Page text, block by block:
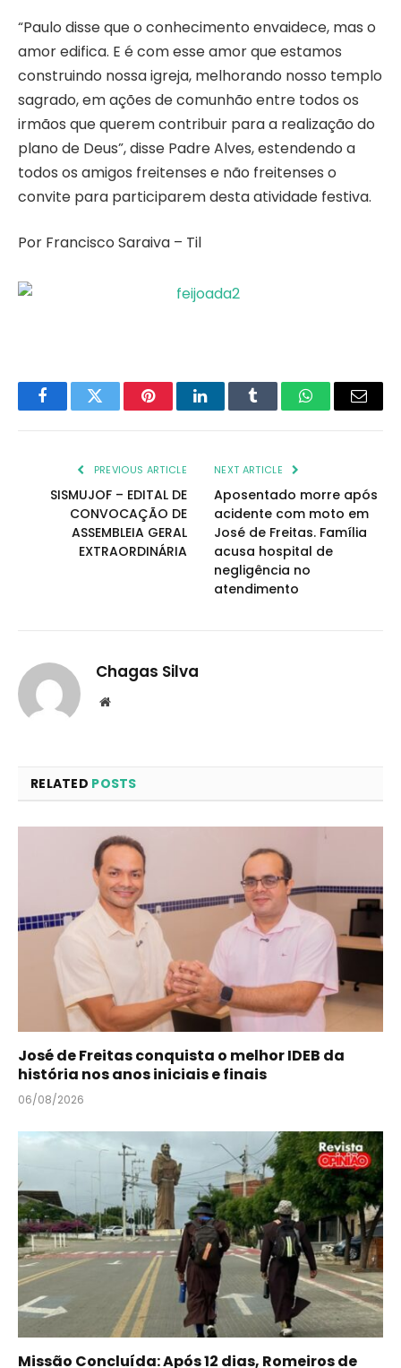
“Paulo disse que o conhecimento envaidece, mas o
amor edifica. E é com esse amor que estamos
construindo nossa igreja, melhorando nosso templo
sagrado, em ações de comunhão entre todos os
irmãos que querem contribuir para a realização do
plano de Deus”, disse Padre Alves, estendendo a
todos os amigos freitenses e não freitenses o
convite para participarem desta atividade festiva.
Por Francisco Saraiva – Til
FacebookTwitter PinterestLinkedInTumblr WhatsAppEmail
PREVIOUS ARTICLE
SISMUJOF – EDITAL DE
CONVOCAÇÃO DE
ASSEMBLEIA GERAL
EXTRAORDINÁRIA
NEXT ARTICLE
Aposentado morre após
acidente com moto em
José de Freitas. Família
acusa hospital de
negligência no
atendimento
Chagas Silva
Website
RELATED POSTS
José de Freitas conquista o melhor IDEB da
história nos anos iniciais e finais
06/08/2026
Missão Concluída: Após 12 dias, Romeiros de